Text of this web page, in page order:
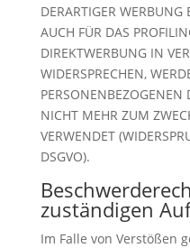
DERARTIGER
AUCH FÜR DAS
DIREKTWERBUNG IN
WIDERSPRECHEN,
PERSONENBEZOGENEN
NICHT MEHR ZUM
VERWENDET
DSGVO).
zuständigen
Im Falle von Verstößen